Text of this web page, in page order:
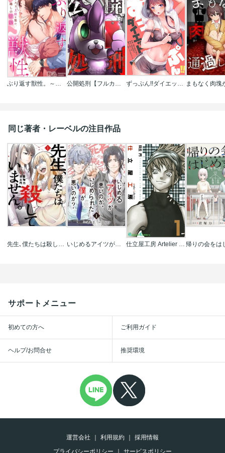
ぶり返す獣性。～カースト上位な男の、10年越しの激愛 公開処刑【フルカラー】 ずっぷん!!ダイエット【タテヨミ】【フルカラー】
同じ著者・レーベルの注目作品
いじめるアイツが悪いのか､いじめられた僕が悪いのか?【分冊版】
サポートメニュー
初めての方へ ご利用ガイド
ヘルプ/お問合せ 推奨環境
運営会社 利用規約
採用情報